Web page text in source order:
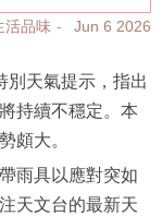
活品味 Jun 6 2026
別天氣提示，指出
持續不穩定。本
頗大。
雨具以應對突如
天文台的最新天